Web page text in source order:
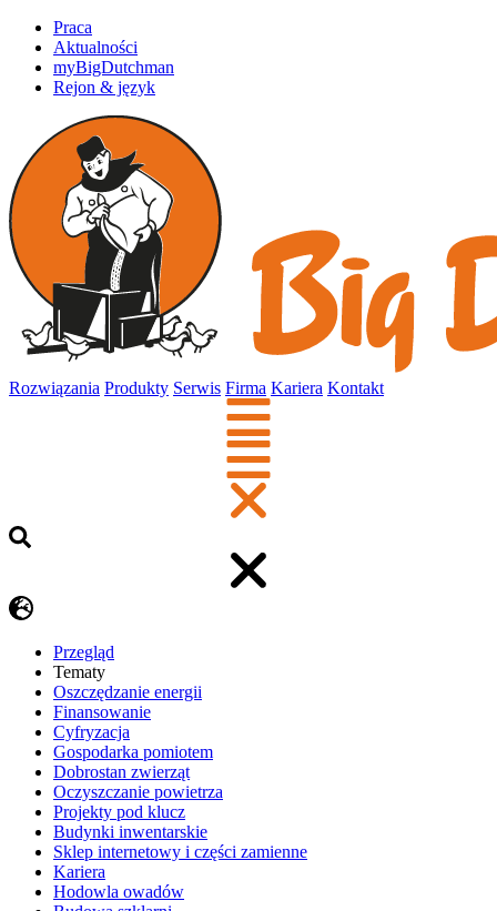
Praca
Aktualności
myBigDutchman
Rejon & język
Rozwiązania Produkty Serwis Firma Kariera Kontakt
Przegląd
Tematy
​Oszczędzanie energii
Finansowanie
Cyfryzacja
Gospodarka pomiotem
Dobrostan zwierząt
Oczyszczanie powietrza
Projekty pod klucz
Budynki inwentarskie
Sklep internetowy i części zamienne
Kariera
Hodowla owadów